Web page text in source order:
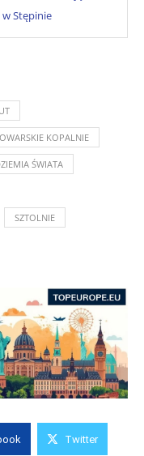
Stępinie
KOPALNIE
ŚWIATA
SZTOLNIE
Twitter